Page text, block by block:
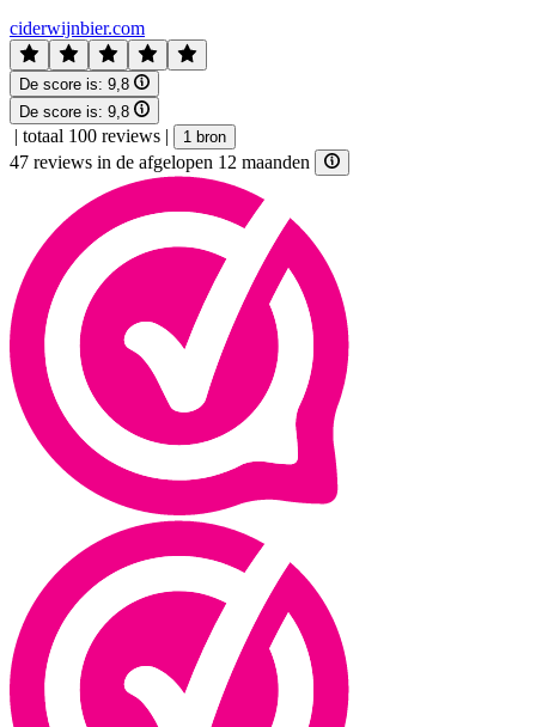
ciderwijnbier.com
De score is: 9,8
De score is: 9,8
| totaal 100 reviews | 1 bron
47 reviews in de afgelopen 12 maanden